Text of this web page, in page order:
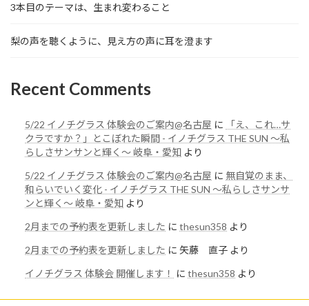
3本目のテーマは、生まれ変わること
梨の声を聴くように、見え方の声に耳を澄ます
Recent Comments
5/22 イノチグラス 体験会のご案内@名古屋 に
「え、これ…サ
クラですか？」とこぼれた瞬間 - イノチグラス THE SUN 〜私
らしさサンサンと輝く〜 岐阜・愛知 より
5/22 イノチグラス 体験会のご案内@名古屋 に 無自覚のまま、
和らいでいく変化 - イノチグラス THE SUN 〜私らしさサンサ
ンと輝く〜 岐阜・愛知 より
2月までの予約表を更新しました に thesun358 より
2月までの予約表を更新しました に 矢藤 直子 より
イノチグラス 体験会 開催します！
に thesun358 より